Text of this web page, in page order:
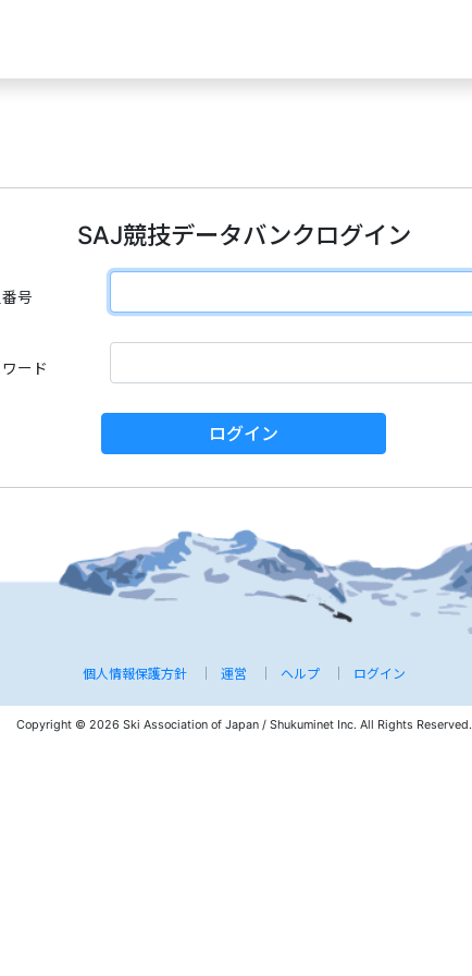
SAJ競技データバンクログイン
号
ード
ログイン
個人情報保護方針 運営 ヘルプ ログイン
Copyright © 2026 Ski Association of Japan / Shukuminet Inc. All Rights Reserved.